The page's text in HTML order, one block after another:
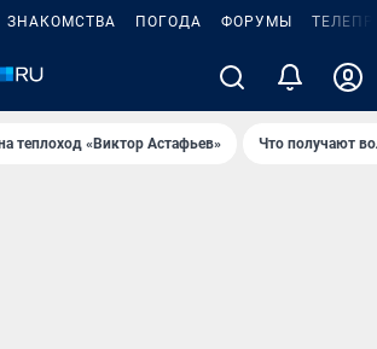
ЗНАКОМСТВА ПОГОДА ФОРУМЫ
теплоход «Виктор Астафьев» Что получают